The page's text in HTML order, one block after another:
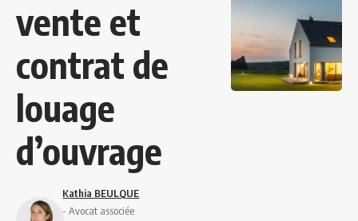
vente et
contrat de
louage
d’ouvrage
Kathia BEULQUE
- Avocat associée